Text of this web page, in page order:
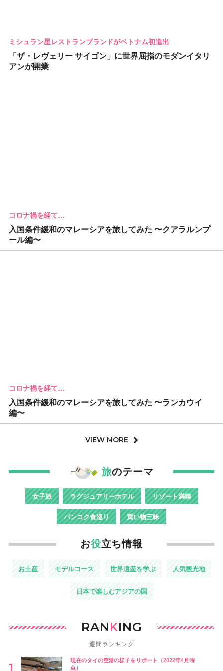
ミシュラン星レストランブランドがベトナム初進出
「ザ・レヴェリー サイゴン」に世界屈指のモダンイタリ
アンが開業
コロナ禍を経て…
入国条件緩和のマレーシアを旅してみた 〜クアラルンプ
ール編〜
コロナ禍を経て…
入国条件緩和のマレーシアを旅してみた 〜ランカウイ
編〜
VIEW MORE
旅のテーマ
女子旅 ラグジュアリーホテル リゾート満喫
バンコク食巡り 買い物三昧
お役立ち情報
お土産 モデルコース 世界遺産を学ぶ 人気観光地
日本で楽しむアジアの国
RANKING
週間ランキング
現在のタイの空港の様子をリポート（2022年4月時
点）